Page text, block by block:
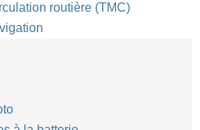
routière (TMC)